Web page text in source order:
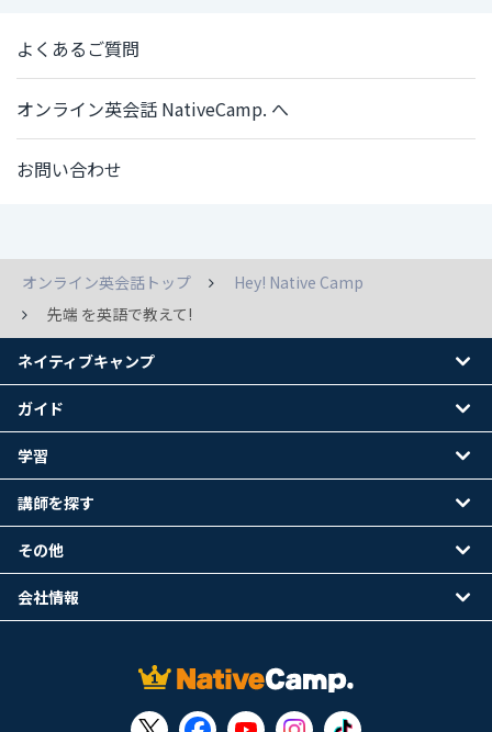
よくあるご質問
オンライン英会話 NativeCamp. へ
お問い合わせ
オンライン英会話トップ
Hey! Native Camp
先端 を英語で教えて!
ネイティブキャンプ
ガイド
学習
講師を探す
その他
会社情報